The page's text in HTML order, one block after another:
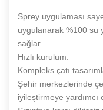
Sprey uygulaması
uygulanarak %100 su
sağlar.
Hızlı kurulum.
Kompleks çatı
Şehir merkezlerinde
iyileştirmeye yardımcı